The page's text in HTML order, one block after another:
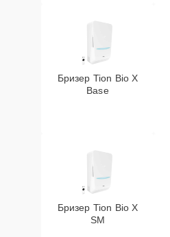
Бризер Tion Bio X
Base
Бризер Tion Bio X
SM